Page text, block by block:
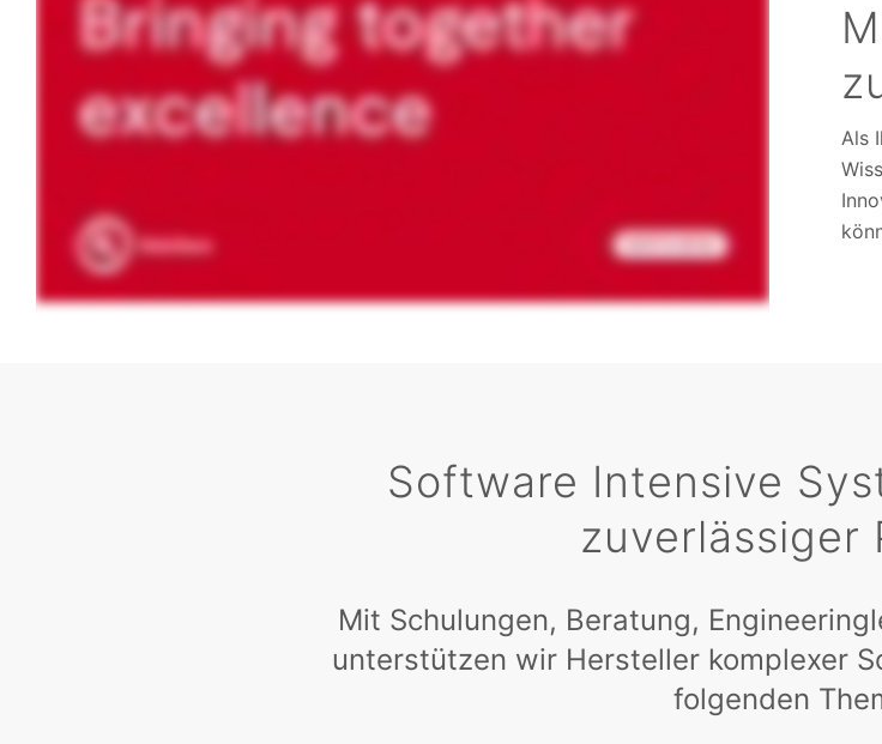
Als
Software Intensive
zuverlässiger
Mit Schulungen, Beratung,
unterstützen wir Hersteller komplexer
folgenden